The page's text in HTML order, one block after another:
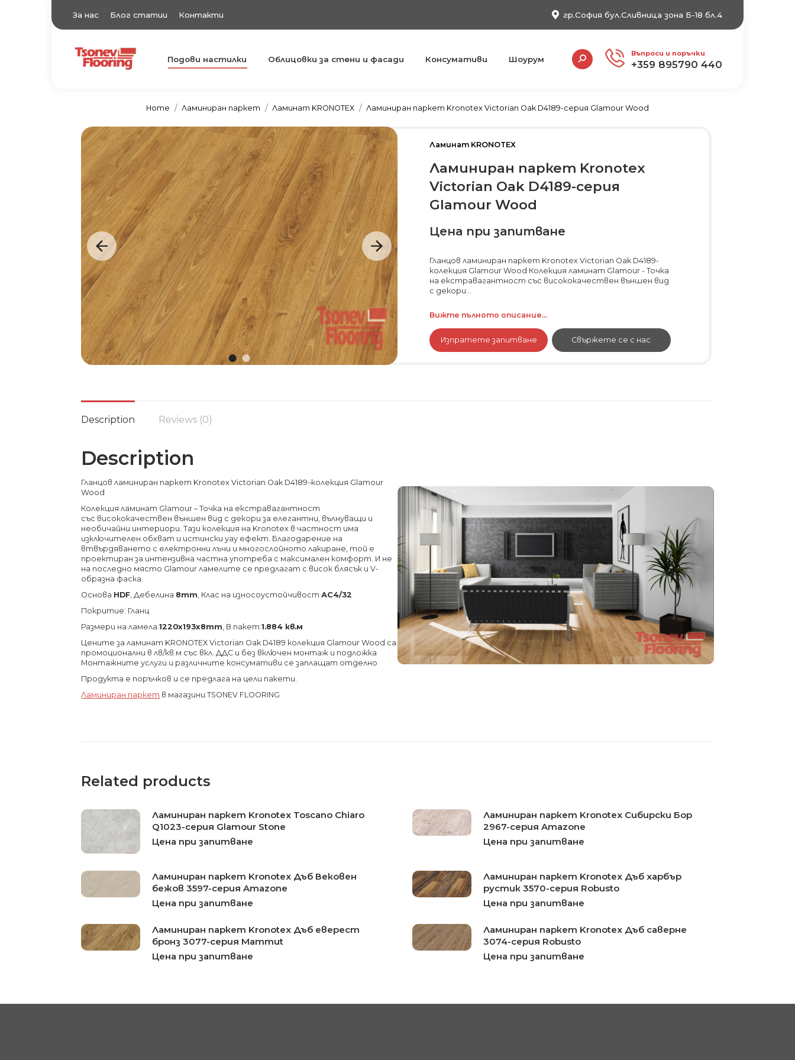
За нас Блог статии Контакти гр.София бул.Сливница зона Б-18 бл.4
TsonevFlooring
Подови настилки Подови настилки Облицовки за стени и фасади Консумативи Шоурум
Search: Въпроси и поръчки
+359 895790 440
You are here:
Home Ламиниран паркет Ламинат KRONOTEX Ламиниран паркет Kronotex Victorian Oak D4189-серия Glamour Wood
Ламинат KRONOTEX
Ламиниран паркет Kronotex
Victorian Oak D4189-серия
Glamour Wood
Цена при запитване
Гланцов ламиниран паркет Kronotex Victorian Oak D4189-
колекция Glamour Wood Колекция ламинат Glamour - Точка
на екстравагантност със висококачествен външен вид
с декори...
Вижте пълното описание...
Изпратете запитване Свържете се с нас
Description Reviews (0)
Description
Гланцов ламиниран паркет Kronotex Victorian Oak D4189–колекция Glamour
Wood
Колекция ламинат Glamour – Точка на екстравагантност
със висококачествен външен вид с декори за елегантни, вълнуващи и
необичайни интериори. Тази колекция на Kronotex в частност има
изключителен обхват и истински уау ефект. Благодарение на
втвърдяването с електронни лъчи и многослойното лакиране, той е
проектиран за интензивна частна употреба с максимален комфорт. И не
на последно място Glamour ламелите се предлагат с висок блясък и V-
образна фаска.
Основа HDF, Дебелина 8mm, Клас на износоустойчивостАС4/32
Покритие: Гланц
Размери на ламела:1220х193х8mm, В пакет:1.884 кв.м
Цените за ламинат KRONOTEX Victorian Oak D4189 колекция Glamour Wood са
промоционални в лв/кв.м със вкл. ДДС и без включен монтаж и подложка
Монтажните услуги и различните консумативи се заплащат отделно
Продукта е поръчков и се предлага на цели пакети.
Ламиниран паркет в магазини TSONEV FLOORING
Related products
Ламиниран паркет Kronotex Toscano Chiaro
Q1023-серия Glamour Stone
Цена при запитване
Ламиниран паркет Kronotex Сибирски Бор
2967-серия Amazone
Цена при запитване
Ламиниран паркет Kronotex Дъб Вековен
бежов 3597-серия Amazone
Цена при запитване
Ламиниран паркет Kronotex Дъб харбър
рустик 3570-серия Robusto
Цена при запитване
Ламиниран паркет Kronotex Дъб еверест
бронз 3077-серия Mammut
Цена при запитване
Ламиниран паркет Kronotex Дъб саверне
3074-серия Robusto
Цена при запитване